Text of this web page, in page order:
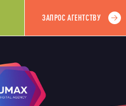
ЗАПРОС АГЕНТСТВУ